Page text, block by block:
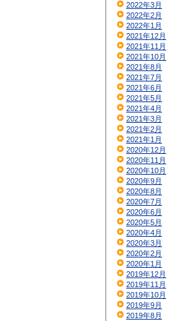
2022年3月
2022年2月
2022年1月
2021年12月
2021年11月
2021年10月
2021年8月
2021年7月
2021年6月
2021年5月
2021年4月
2021年3月
2021年2月
2021年1月
2020年12月
2020年11月
2020年10月
2020年9月
2020年8月
2020年7月
2020年6月
2020年5月
2020年4月
2020年3月
2020年2月
2020年1月
2019年12月
2019年11月
2019年10月
2019年9月
2019年8月